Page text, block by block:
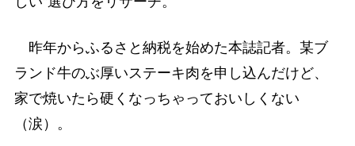
昨年からふるさと納税を始めた本誌記者。某ブ
ランド牛のぶ厚いステーキ肉を申し込んだけど、
家で焼いたら硬くなっちゃっておいしくない
（涙）。